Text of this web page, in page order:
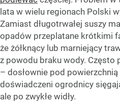
lata w wielu regionach Polski
Zamiast długotrwałej suszy
opadów przeplatane krótkimi
że żółknący lub marniejący
z powodu braku wody. Często
– dosłownie pod
doświadczeni ogrodnicy
ale po zwykłe widły.